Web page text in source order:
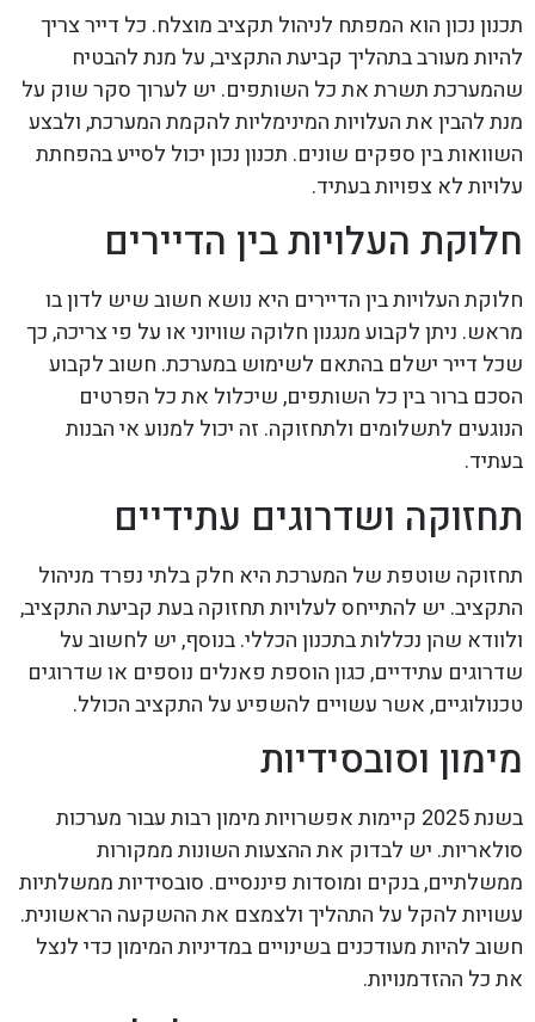
תכנון נכון הוא המפתח לניהול תקציב מוצלח. כל דייר צריך
להיות מעורב בתהליך קביעת התקציב, על מנת להבטיח
שהמערכת תשרת את כל השותפים. יש לערוך סקר שוק על
מנת להבין את העלויות המינימליות להקמת המערכת, ולבצע
השוואות בין ספקים שונים. תכנון נכון יכול לסייע בהפחתת
עלויות לא צפויות בעתיד.
חלוקת העלויות בין הדיירים
חלוקת העלויות בין הדיירים היא נושא חשוב שיש לדון בו
מראש. ניתן לקבוע מנגנון חלוקה שוויוני או על פי צריכה, כך
שכל דייר ישלם בהתאם לשימוש במערכת. חשוב לקבוע
הסכם ברור בין כל השותפים, שיכלול את כל הפרטים
הנוגעים לתשלומים ולתחזוקה. זה יכול למנוע אי הבנות
בעתיד.
תחזוקה ושדרוגים עתידיים
תחזוקה שוטפת של המערכת היא חלק בלתי נפרד מניהול
התקציב. יש להתייחס לעלויות תחזוקה בעת קביעת התקציב,
ולוודא שהן נכללות בתכנון הכללי. בנוסף, יש לחשוב על
שדרוגים עתידיים, כגון הוספת פאנלים נוספים או שדרוגים
טכנולוגיים, אשר עשויים להשפיע על התקציב הכולל.
מימון וסובסידיות
בשנת 2025 קיימות אפשרויות מימון רבות עבור מערכות
סולאריות. יש לבדוק את ההצעות השונות ממקורות
ממשלתיים, בנקים ומוסדות פיננסיים. סובסידיות ממשלתיות
עשויות להקל על התהליך ולצמצם את ההשקעה הראשונית.
חשוב להיות מעודכנים בשינויים במדיניות המימון כדי לנצל
את כל ההזדמנויות.